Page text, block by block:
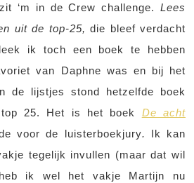
‘m in de Crew challenge. Lees
uit de top-25,die bleef verdacht
ik toch een boek te hebben
van Daphne was en bij het
de lijstjes stond hetzelfde boek
25. Het is het boek De acht
voor de luisterboekjury. Ik kan
tegelijk invullen (maar dat wil
ik wel het vakje Martijn nu